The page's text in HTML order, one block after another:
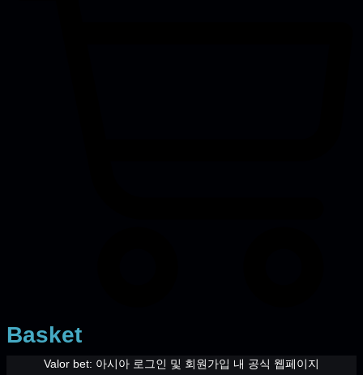
Basket
Valor bet: 아시아 로그인 및 회원가입 내 공식 웹페이지